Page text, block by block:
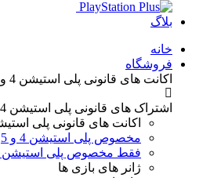
بلاگ
Menu
خانه
فروشگاه
اکانت های قانونی پلی استیشن 4 و 5
اشتراک های قانونی پلی استیشن 4 و 5
اکانت های قانونی پلی استیشن
مخصوص پلی استیشن 4 و 5
فقط مخصوص پلی استیشن 5
ژانر های بازی ها